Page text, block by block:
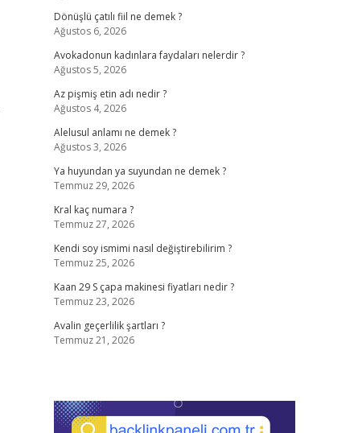
Dönüşlü çatılı fiil ne demek ?
Ağustos 6, 2026
Avokadonun kadınlara faydaları nelerdir ?
Ağustos 5, 2026
Az pişmiş etin adı nedir ?
Ağustos 4, 2026
Alelusul anlamı ne demek ?
Ağustos 3, 2026
Ya huyundan ya suyundan ne demek ?
Temmuz 29, 2026
Kral kaç numara ?
Temmuz 27, 2026
Kendi soy ismimi nasıl değiştirebilirim ?
Temmuz 25, 2026
Kaan 29 S çapa makinesi fiyatları nedir ?
Temmuz 23, 2026
Avalin geçerlilik şartları ?
Temmuz 21, 2026